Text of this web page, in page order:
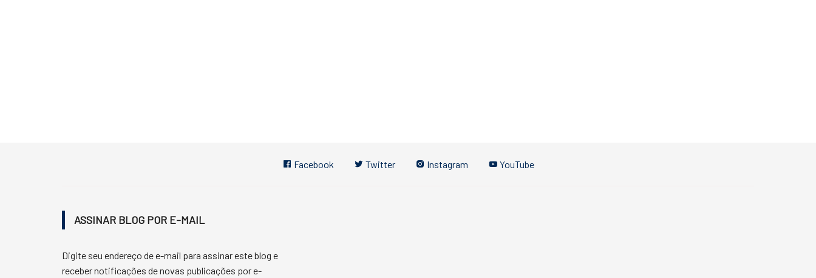
Facebook Twitter Instagram YouTube
ASSINAR BLOG POR E-MAIL
Digite seu endereço de e-mail para assinar este blog e
receber notificações de novas publicações por e-